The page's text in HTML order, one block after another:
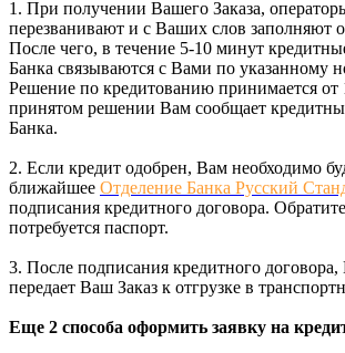
1. При получении Вашего Заказа,
перезванивают и с Ваших слов заполняют
После чего, в течение 5-10 минут
Банка связываются с Вами по указанному
Решение по кредитованию принимается
принятом решении Вам сообщает
Банка.
2. Если кредит одобрен, Вам необходимо
ближайшее Отделение Банка Русский
подписания кредитного договора.
потребуется паспорт.
3. После подписания кредитного договора,
передает Ваш Заказ к отгрузке в
Еще 2 способа оформить заявку на